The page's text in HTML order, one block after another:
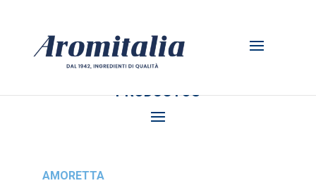
PRODUCTOS
AMORETTA